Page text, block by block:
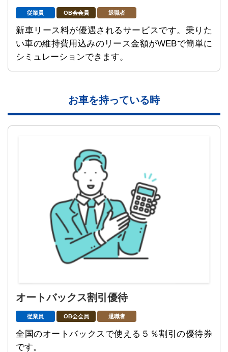
従業員 OB会会員 退職者
新車リース料が優遇されるサービスです。乗りた
い車の維持費用込みのリース金額がWEBで簡単に
シミュレーションできます。
お車を持っている時
オートバックス割引優待
従業員 OB会会員 退職者
全国のオートバックスで使える５％割引の優待券
です。